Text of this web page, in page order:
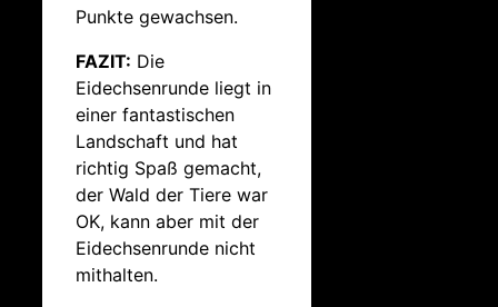
Punkte gewachsen.
FAZIT: Die
Eidechsenrunde liegt in
einer fantastischen
Landschaft und hat
richtig Spaß gemacht,
der Wald der Tiere war
OK, kann aber mit der
Eidechsenrunde nicht
mithalten.